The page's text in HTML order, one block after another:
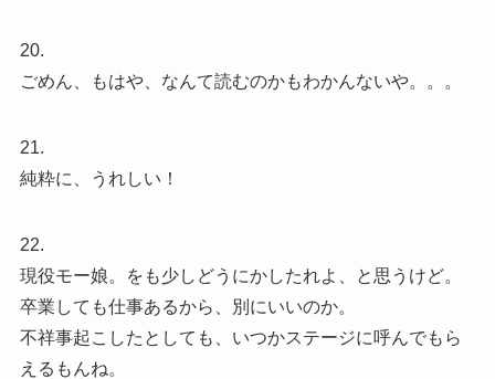
20.
ごめん、もはや、なんて読むのかもわかんないや。。。
21.
純粋に、うれしい！
22.
現役モー娘。をも少しどうにかしたれよ、と思うけど。
卒業しても仕事あるから、別にいいのか。
不祥事起こしたとしても、いつかステージに呼んでもら
えるもんね。